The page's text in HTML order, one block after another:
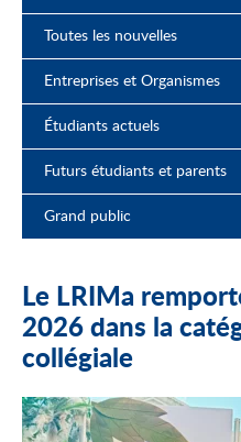
Toutes les nouvelles
Entreprises et Organismes
Étudiants actuels
Futurs étudiants et parents
Grand public
Le LRIMa
2026 dans la
collégiale